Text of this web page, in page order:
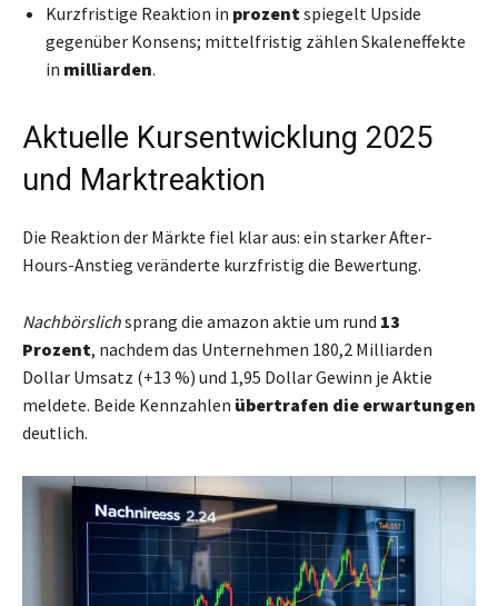
Kurzfristige Reaktion in prozentspiegelt Upside
gegenüber Konsens; mittelfristig zählen Skaleneffekte
in milliarden.
Aktuelle Kursentwicklung 2025
und Marktreaktion
Die Reaktion der Märkte fiel klar aus: ein starker After-
Hours-Anstieg veränderte kurzfristig die Bewertung.
Nachbörslichsprang die amazon aktie um rund 13
Prozent, nachdem das Unternehmen 180,2 Milliarden
Dollar Umsatz (+13 %) und 1,95 Dollar Gewinn je Aktie
meldete. Beide Kennzahlen übertrafen die erwartungen
deutlich.